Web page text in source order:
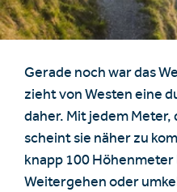
Unterkünfte finden
+43/5476/6239
info@serfaus-
Gerade noch war das
zieht von Westen eine
daher. Mit jedem
scheint sie näher zu
knapp 100 Höhenmeter
Weitergehen oder